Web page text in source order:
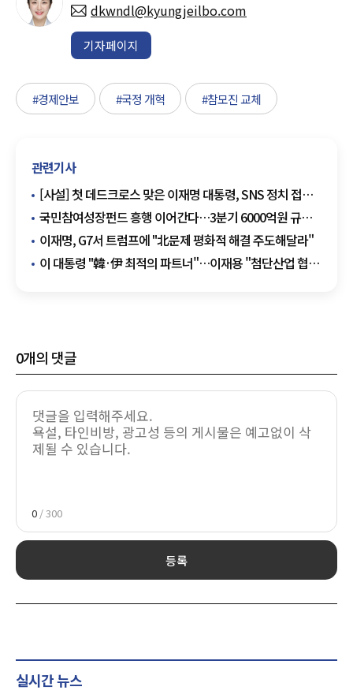
dkwndl@kyungjeilbo.com
기자페이지
#경제안보 #국정 개혁 #참모진 교체
관련기사
[사설] 첫 데드크로스 맞은 이재명 대통령, SNS 정치 접고
국정 기조 쇄신해야
국민참여성장펀드 흥행 이어간다…3분기 6000억원 규모
2차 출시
이재명, G7서 트럼프에 "北문제 평화적 해결 주도해달라"
이 대통령 "韓·伊 최적의 파트너"…이재용 "첨단산업 협력
0개의 댓글
0 / 300
등록
실시간 뉴스